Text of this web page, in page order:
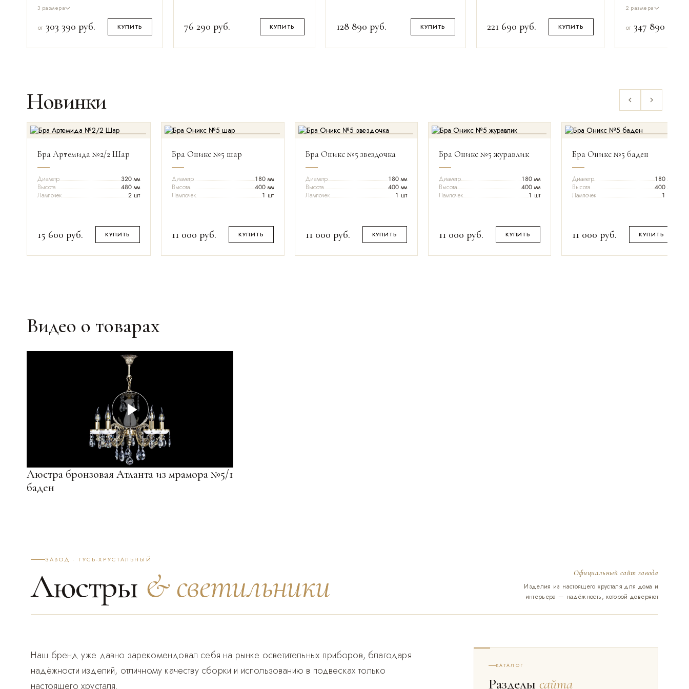
3 размера
от 303 390 руб. КУПИТЬ 76 290 руб. КУПИТЬ 128 890 руб. КУПИТЬ 221 690 руб. КУПИТЬ
2 размера
от 347 890
Новинки
Бра Артемида №2/2 Шар
Диаметр
320 мм
Высота
480 мм
Лампочек
2 шт
15 600 руб. КУПИТЬ
Бра Оникс №5 шар
Диаметр
180 мм
Высота
400 мм
Лампочек
1 шт
11 000 руб. КУПИТЬ
Бра Оникс №5 звездочка
Диаметр
180 мм
Высота
400 мм
Лампочек
1 шт
11 000 руб. КУПИТЬ
Бра Оникс №5 журавлик
Диаметр
180 мм
Высота
400 мм
Лампочек
1 шт
11 000 руб. КУПИТЬ
Бра Оникс №5 баден
Диаметр
180 мм
Высота
400 мм
Лампочек
1 шт
11 000 руб. КУПИТЬ
Видео о товарах
Люстра бронзовая Атланта из мрамора №5/1
баден
ЗАВОД · ГУСЬ-ХРУСТАЛЬНЫЙ
Люстры & светильники
Официальный сайт завода
Изделия из настоящего хрусталя для дома и
интерьера — надёжность, которой доверяют
Наш бренд уже давно зарекомендовал себя на рынке осветительных приборов, благодаря
надёжности изделий, отличному качеству сборки и использованию в подвесках только
настоящего хрусталя.
КАТАЛОГ
Разделы сайта